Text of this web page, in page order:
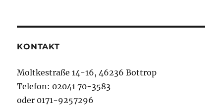
KONTAKT
Moltkestraße 14-16, 46236 Bottrop
Telefon: 02041 70-3583
oder 0171-9257296